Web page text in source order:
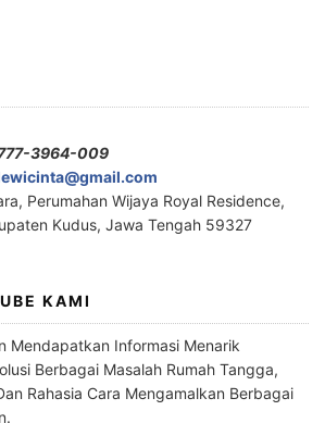
3964-009
Perumahan Wijaya Royal Residence,
Kudus, Jawa Tengah 59327
KAMI
Mendapatkan Informasi Menarik
Berbagai Masalah Rumah Tangga,
Rahasia Cara Mengamalkan Berbagai